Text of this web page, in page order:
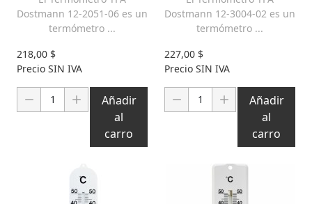
Dostmann 12-2051-06 es un
termómetro ...
218,00 $
Precio SIN IVA
Cantidad:
Añadir
al
carro
Dostmann 12-3004-02 es un
termómetro ...
227,00 $
Precio SIN IVA
Cantidad:
Añadir
al
carro